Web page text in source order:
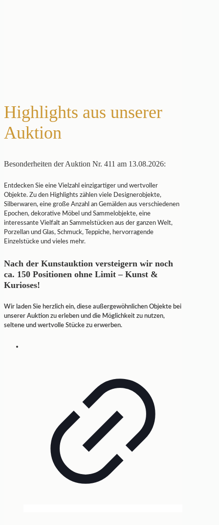
Highlights aus unserer
Auktion
Besonderheiten der Auktion Nr. 411 am 13.08.2026:
Entdecken Sie eine Vielzahl einzigartiger und wertvoller
Objekte. Zu den Highlights zählen viele Designerobjekte,
Silberwaren, eine große Anzahl an Gemälden aus verschiedenen
Epochen, dekorative Möbel und Sammelobjekte, eine
interessante Vielfalt an Sammelstücken aus der ganzen Welt,
Porzellan und Glas, Schmuck, Teppiche, hervorragende
Einzelstücke und vieles mehr.
Nach der Kunstauktion versteigern wir noch
ca. 150 Positionen ohne Limit – Kunst &
Kurioses!
Wir laden Sie herzlich ein, diese außergewöhnlichen Objekte bei
unserer Auktion zu erleben und die Möglichkeit zu nutzen,
seltene und wertvolle Stücke zu erwerben.